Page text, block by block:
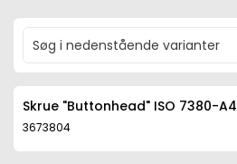
Skrue "Buttonhead" ISO 7380-
3673804